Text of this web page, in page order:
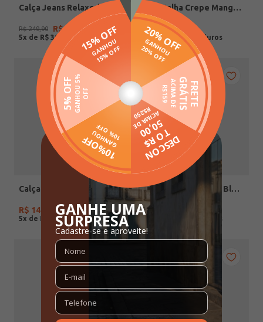
Calça Jeans Relaxed Fit Feminina AZUL
R$ 249,90 R$199 ,00
5x de R$ 39
Blusa Malha Crepe Manga 3/4 Autentique Feminina MARROM
R$119,90
x deR$ 23 ,98
Calça Malha Crepe Autentique Feminina MARROM
R$ 149 90
5x de R$ 29,98
Blusão Tricot Mousse Bloco de Cores Feminino CARAMELO/MESCLA/OFF WHITE
R$ 99